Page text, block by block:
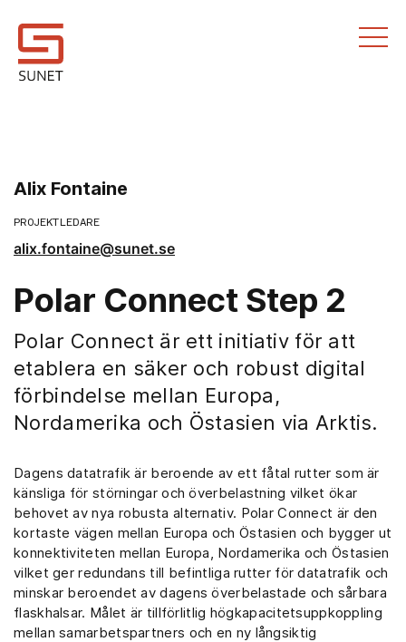
Alix Fontaine
PROJEKTLEDARE
alix.fontaine@sunet.se
Polar Connect Step 2
Polar Connect är ett initiativ för att
etablera en säker och robust digital
förbindelse mellan Europa,
Nordamerika och Östasien via Arktis.
Dagens datatrafik är beroende av ett fåtal rutter som är
känsliga för störningar och överbelastning vilket ökar
behovet av nya robusta alternativ. Polar Connect är den
kortaste vägen mellan Europa och Östasien och bygger ut
konnektiviteten mellan Europa, Nordamerika och Östasien
vilket ger redundans till befintliga rutter för datatrafik och
minskar beroendet av dagens överbelastade och sårbara
flaskhalsar. Målet är tillförlitlig högkapacitetsuppkoppling
mellan samarbetspartners och en ny långsiktig